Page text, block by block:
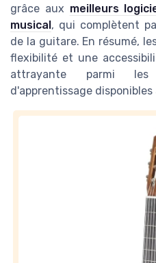
grâce aux meilleurs
musical, qui complètent
de la guitare. En résumé,
flexibilité et une
attrayante parmi les
d'apprentissage